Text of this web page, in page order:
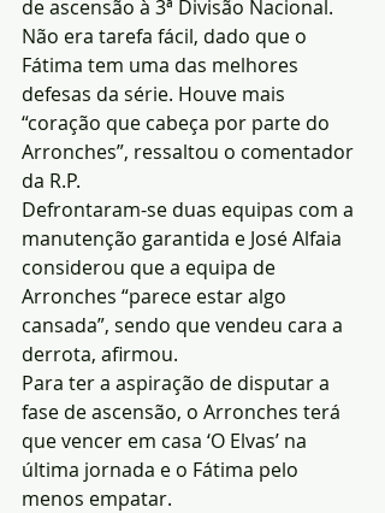
de ascensão à 3ª Divisão Nacional.
Não era tarefa fácil, dado que o
Fátima tem uma das melhores
defesas da série. Houve mais
“coração que cabeça por parte do
Arronches”, ressaltou o comentador
da R.P.
Defrontaram-se duas equipas com a
manutenção garantida e José Alfaia
considerou que a equipa de
Arronches “parece estar algo
cansada”, sendo que vendeu cara a
derrota, afirmou.
Para ter a aspiração de disputar a
fase de ascensão, o Arronches terá
que vencer em casa ‘O Elvas’ na
última jornada e o Fátima pelo
menos empatar.